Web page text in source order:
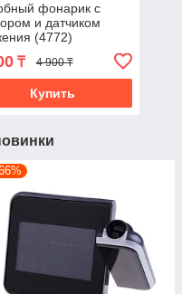
фонарик с
и датчиком
(4772)
₸ 4 900 ₸
Купить